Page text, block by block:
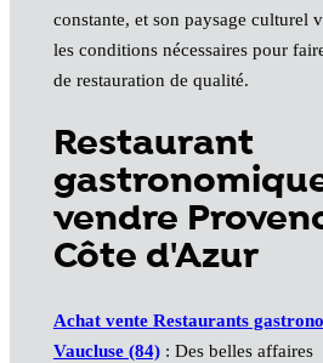
constante, et son paysage culturel
les conditions nécessaires pour
de restauration de qualité.
Restaurant
vendre
Côte d'Azur
Achat vente Restaurants
Vaucluse (84): Des belles affaires